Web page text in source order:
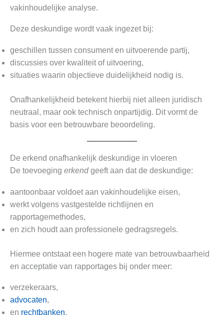
vakinhoudelijke analyse.
Deze deskundige wordt vaak ingezet bij:
geschillen tussen consument en uitvoerende partij,
discussies over kwaliteit of uitvoering,
situaties waarin objectieve duidelijkheid nodig is.
Onafhankelijkheid betekent hierbij niet alleen juridisch
neutraal, maar ook technisch onpartijdig. Dit vormt de
basis voor een betrouwbare beoordeling.
De erkend onafhankelijk deskundige in vloeren
De toevoeging erkendgeeft aan dat de deskundige:
aantoonbaar voldoet aan vakinhoudelijke eisen,
werkt volgens vastgestelde richtlijnen en
rapportagemethodes,
en zich houdt aan professionele gedragsregels.
Hiermee ontstaat een hogere mate van betrouwbaarheid
en acceptatie van rapportages bij onder meer:
verzekeraars,
advocaten,
en rechtbanken.